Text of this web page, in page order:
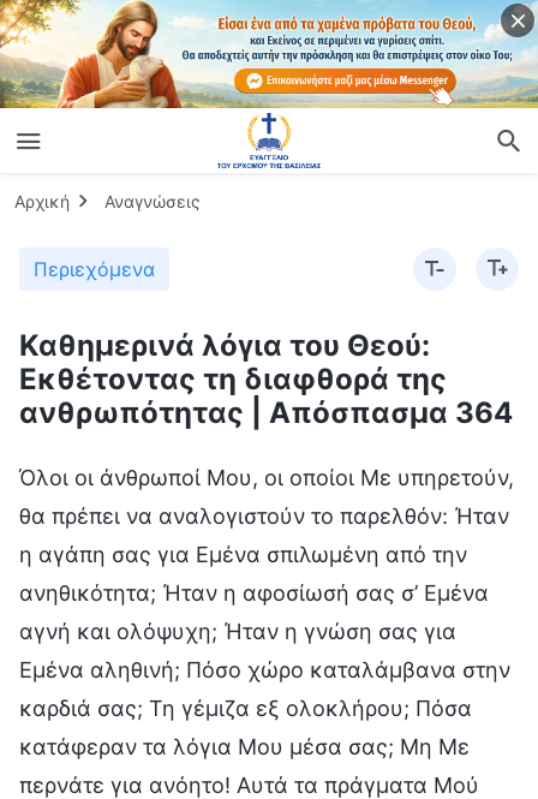
Αρχική Αναγνώσεις
Περιεχόμενα
Καθημερινά λόγια του Θεού:
Εκθέτοντας τη διαφθορά της
ανθρωπότητας | Απόσπασμα 364
Όλοι οι άνθρωποί Μου, οι οποίοι Με υπηρετούν,
θα πρέπει να αναλογιστούν το παρελθόν: Ήταν
η αγάπη σας για Εμένα σπιλωμένη από την
ανηθικότητα; Ήταν η αφοσίωσή σας σ’ Εμένα
αγνή και ολόψυχη; Ήταν η γνώση σας για
Εμένα αληθινή; Πόσο χώρο καταλάμβανα στην
καρδιά σας; Τη γέμιζα εξ ολοκλήρου; Πόσα
κατάφεραν τα λόγια Μου μέσα σας; Μη Με
περνάτε για ανόητο! Αυτά τα πράγματα Μού